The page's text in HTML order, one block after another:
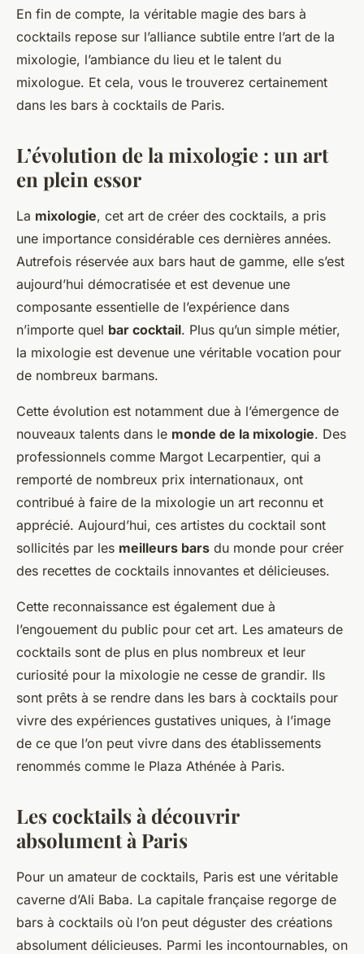
En fin de compte, la véritable magie des bars à
cocktails repose sur l’alliance subtile entre l’art de la
mixologie, l’ambiance du lieu et le talent du
mixologue. Et cela, vous le trouverez certainement
dans les bars à cocktails de Paris.
L’évolution de la mixologie : un art
en plein essor
La mixologie, cet art de créer des cocktails, a pris
une importance considérable ces dernières années.
Autrefois réservée aux bars haut de gamme, elle s’est
aujourd’hui démocratisée et est devenue une
composante essentielle de l’expérience dans
n’importe quel bar cocktail. Plus qu’un simple métier,
la mixologie est devenue une véritable vocation pour
de nombreux barmans.
Cette évolution est notamment due à l’émergence de
nouveaux talents dans le monde de la mixologie. Des
professionnels comme Margot Lecarpentier, qui a
remporté de nombreux prix internationaux, ont
contribué à faire de la mixologie un art reconnu et
apprécié. Aujourd’hui, ces artistes du cocktail sont
sollicités par les meilleurs bars du monde pour créer
des recettes de cocktails innovantes et délicieuses.
Cette reconnaissance est également due à
l’engouement du public pour cet art. Les amateurs de
cocktails sont de plus en plus nombreux et leur
curiosité pour la mixologie ne cesse de grandir. Ils
sont prêts à se rendre dans les bars à cocktails pour
vivre des expériences gustatives uniques, à l’image
de ce que l’on peut vivre dans des établissements
renommés comme le Plaza Athénée à Paris.
Les cocktails à découvrir
absolument à Paris
Pour un amateur de cocktails, Paris est une véritable
caverne d’Ali Baba. La capitale française regorge de
bars à cocktails où l’on peut déguster des créations
absolument délicieuses. Parmi les incontournables, on